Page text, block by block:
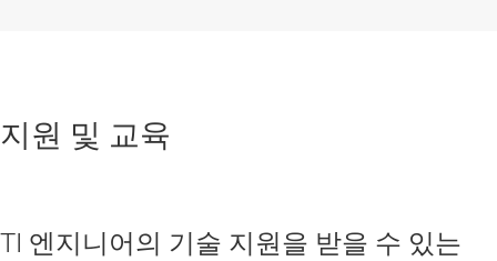
지원 및 교육
TI 엔지니어의 기술 지원을 받을 수 있는